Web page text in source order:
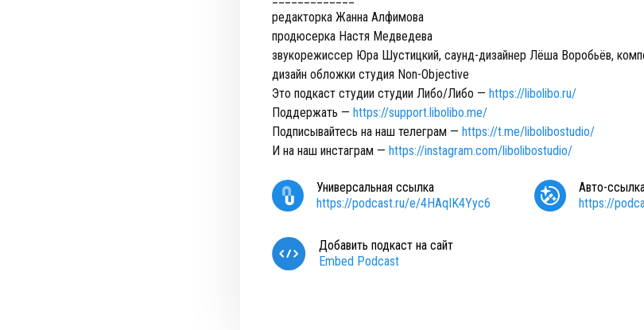
редакторка Жанна Алфимова
продюсерка Настя Медведева
звукорежиссер Юра Шустицкий, саунд-дизайнер Лёша Воробьёв,
дизайн обложки студия Non-Objective
Это подкаст студии студии Либо/Либо — https://libolibo.ru/
Поддержать — https://support.libolibo.me/
Подписывайтесь на наш телеграм — https://t.me/libolibostudio/
И на наш инстаграм — https://instagram.com/libolibostudio/
Универсальная ссылка
https://podcast.ru/e/4HAqIK4Yyc6
Авто-
https://
Добавить подкаст на сайт
Embed Podcast